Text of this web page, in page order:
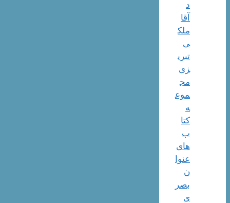
آقا
ملک
ی
تبری
زی
مج
موع
ه
کتا
ب
های
عنوا
ن
بصر
ی